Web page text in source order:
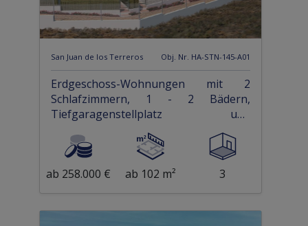
San Juan de los Terreros Obj. Nr. HA-STN-145-A01
Erdgeschoss-Wohnungen mit 2
Schlafzimmern, 1 - 2 Bädern,
Tiefgaragenstellplatz und
Gemeinschaftspool in erster Linie am
Strand
ab 258.000 €
ab 102 m² 3